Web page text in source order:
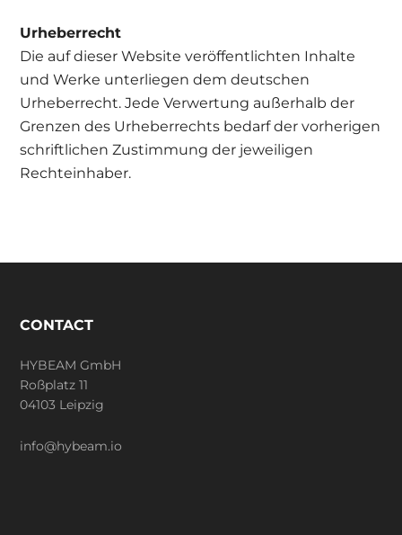
Urheberrecht
Die auf dieser Website veröffentlichten Inhalte
und Werke unterliegen dem deutschen
Urheberrecht. Jede Verwertung außerhalb der
Grenzen des Urheberrechts bedarf der vorherigen
schriftlichen Zustimmung der jeweiligen
Rechteinhaber.
Footer
CONTACT
HYBEAM GmbH
Roßplatz 11
04103 Leipzig
info@hybeam.io